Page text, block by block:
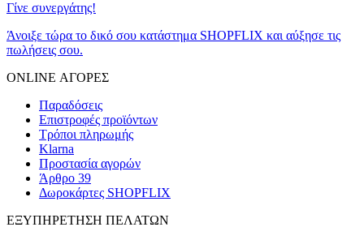
Γίνε συνεργάτης!
Άνοιξε τώρα το δικό σου κατάστημα SHOPFLIX και αύξησε τις
πωλήσεις σου.
ONLINE ΑΓΟΡΕΣ
Παραδόσεις
Επιστροφές προϊόντων
Τρόποι πληρωμής
Klarna
Προστασία αγορών
Άρθρο 39
Δωροκάρτες SHOPFLIX
ΕΞΥΠΗΡΕΤΗΣΗ ΠΕΛΑΤΩΝ